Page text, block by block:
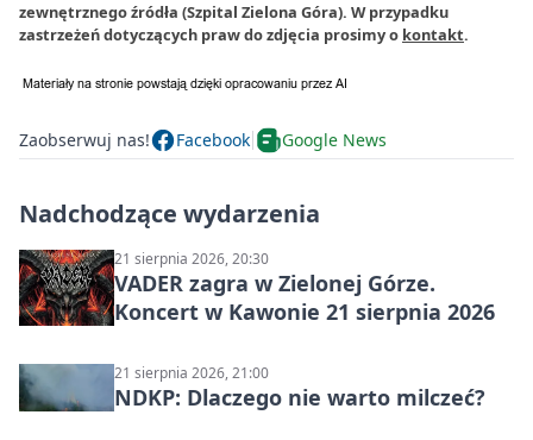
zewnętrznego źródła (Szpital Zielona Góra). W przypadku
zastrzeżeń dotyczących praw do zdjęcia prosimy o kontakt.
Zaobserwuj nas! Facebook Google News
Nadchodzące wydarzenia
21 sierpnia 2026, 20:30
VADER zagra w Zielonej Górze.
Koncert w Kawonie 21 sierpnia 2026
21 sierpnia 2026, 21:00
NDKP: Dlaczego nie warto milczeć?